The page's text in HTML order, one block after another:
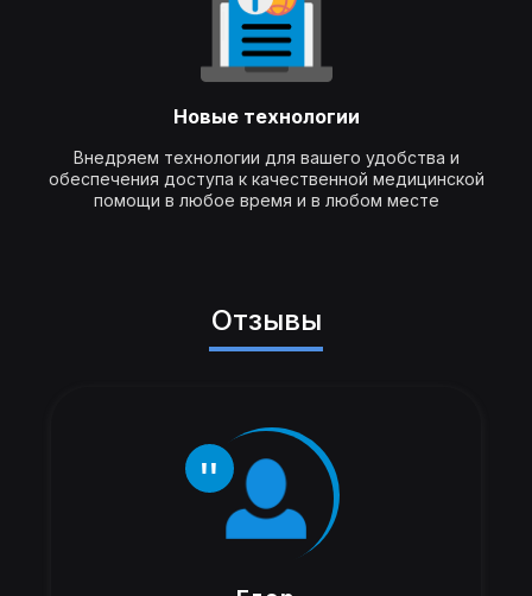
Новые технологии
Внедряем технологии для вашего удобства и
обеспечения доступа к качественной медицинской
помощи в любое время и в любом месте
Отзывы